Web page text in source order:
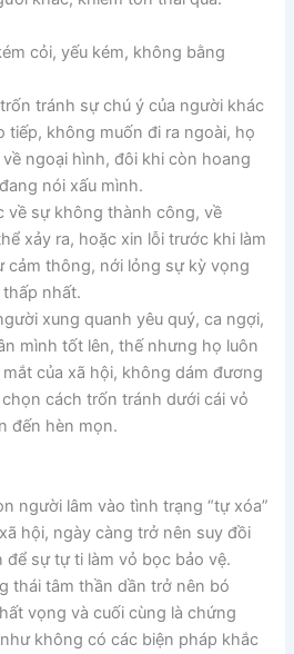
cỏi, yếu kém, không bằng
tránh sự chú ý của người khác
tiếp, không muốn đi ra ngoài, họ
ngoại hình, đôi khi còn hoang
nói xấu mình.
về sự không thành công, về
xảy ra, hoặc xin lỗi trước khi làm
cảm thông, nới lỏng sự kỳ vọng
nhất.
xung quanh yêu quý, ca ngợi,
mình tốt lên, thế nhưng họ luôn
của xã hội, không dám đương
cách trốn tránh dưới cái vỏ
đến hèn mọn.
người lâm vào tình trạng “tự xóa”
hội, ngày càng trở nên suy đồi
sự tự ti làm vỏ bọc bảo vệ.
thái tâm thần dần trở nên bó
vọng và cuối cùng là chứng
không có các biện pháp khắc